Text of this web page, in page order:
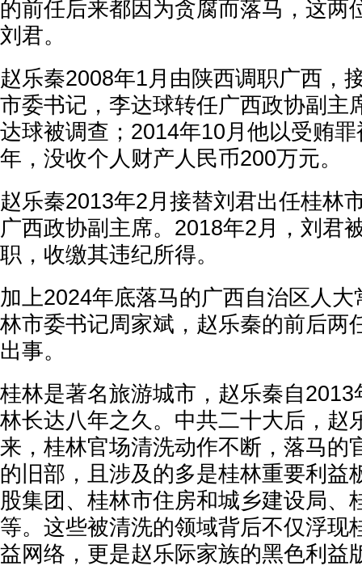
的前任后来都因为贪腐而落马，这两
刘君。
赵乐秦2008年1月由陕西调职广西，
市委书记，李达球转任广西政协副主
达球被调查；2014年10月他以受贿
年，没收个人财产人民币200万元。
赵乐秦2013年2月接替刘君出任桂林
广西政协副主席。2018年2月，刘君
职，收缴其违纪所得。
加上2024年底落马的广西自治区人
林市委书记周家斌，赵乐秦的前后两
出事。
桂林是著名旅游城市，赵乐秦自
林长达八年之久。中共二十大后，赵
来，桂林官场清洗动作不断，落马的
的旧部，且涉及的多是桂林重要利益
股集团、桂林市住房和城乡建设局、
等。这些被清洗的领域背后不仅浮现
益网络，更是赵乐际家族的黑色利益